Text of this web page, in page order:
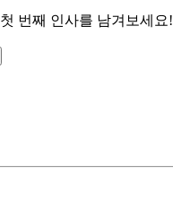
첫 번째 인사를 남겨보세요!